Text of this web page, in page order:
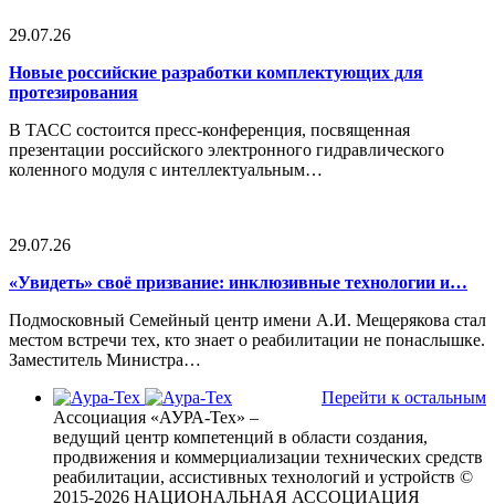
29.07.26
Новые российские разработки комплектующих для
протезирования
В ТАСС состоится пресс-конференция, посвященная
презентации российского электронного гидравлического
коленного модуля с интеллектуальным…
29.07.26
«Увидеть» своё призвание: инклюзивные технологии и…
Подмосковный Семейный центр имени А.И. Мещерякова стал
местом встречи тех, кто знает о реабилитации не понаслышке.
Заместитель Министра…
Перейти к остальным
Ассоциация «АУРА-Тех» –
ведущий центр компетенций в области создания,
продвижения и коммерциализации технических средств
реабилитации, ассистивных технологий и устройств ©
2015-2026 НАЦИОНАЛЬНАЯ АССОЦИАЦИЯ